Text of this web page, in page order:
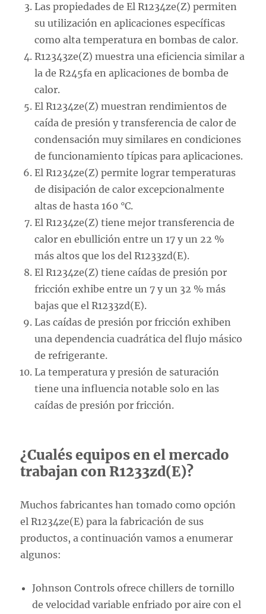
Las propiedades de El R1234ze(Z) permiten
su utilización en aplicaciones específicas
como alta temperatura en bombas de calor.
R12343ze(Z) muestra una eficiencia similar a
la de R245fa en aplicaciones de bomba de
calor.
El R1234ze(Z) muestran rendimientos de
caída de presión y transferencia de calor de
condensación muy similares en condiciones
de funcionamiento típicas para aplicaciones.
El R1234ze(Z) permite lograr temperaturas
de disipación de calor excepcionalmente
altas de hasta 160 °C.
El R1234ze(Z) tiene mejor transferencia de
calor en ebullición entre un 17 y un 22 %
más altos que los del R1233zd(E).
El R1234ze(Z) tiene caídas de presión por
fricción exhibe entre un 7 y un 32 % más
bajas que el R1233zd(E).
Las caídas de presión por fricción exhiben
una dependencia cuadrática del flujo másico
de refrigerante.
La temperatura y presión de saturación
tiene una influencia notable solo en las
caídas de presión por fricción.
¿Cualés equipos en el mercado
trabajan con R1233zd(E)?
Muchos fabricantes han tomado como opción
el R1234ze(E) para la fabricación de sus
productos, a continuación vamos a enumerar
algunos:
Johnson Controls ofrece chillers de tornillo
de velocidad variable enfriado por aire con el